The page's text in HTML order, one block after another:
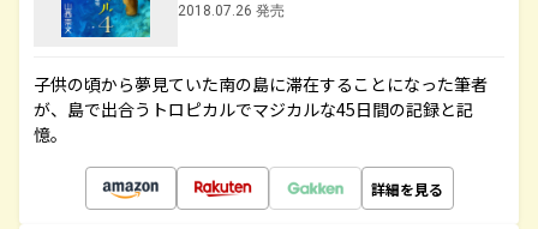
2018.07.26 発売
子供の頃から夢見ていた南の島に滞在することになった筆者
が、島で出合うトロピカルでマジカルな45日間の記録と記
憶。
詳細を見る